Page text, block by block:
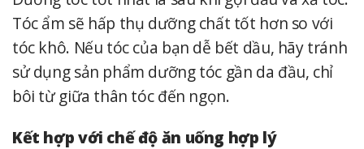
Tóc ẩm sẽ hấp thụ dưỡng chất tốt hơn so với
tóc khô. Nếu tóc của bạn dễ bết dầu, hãy tránh
sử dụng sản phẩm dưỡng tóc gần da đầu, chỉ
bôi từ giữa thân tóc đến ngọn.
Kết hợp với chế độ ăn uống hợp lý